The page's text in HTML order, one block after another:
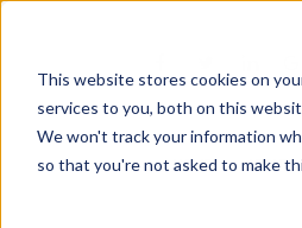
This website stores cookies on
services to you, both on this
We won't track your information
so that you're not asked to make
HOME ABOUT